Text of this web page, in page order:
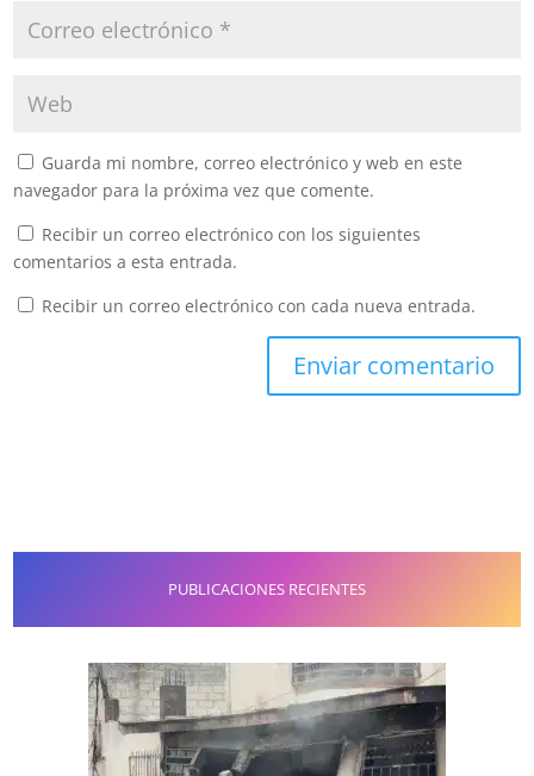
Guarda mi nombre, correo electrónico y web en este
navegador para la próxima vez que comente.
Recibir un correo electrónico con los siguientes
comentarios a esta entrada.
Recibir un correo electrónico con cada nueva entrada.
PUBLICACIONES RECIENTES